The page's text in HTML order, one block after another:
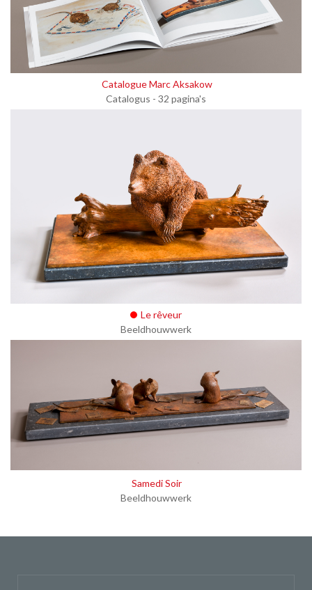
Catalogue Marc Aksakow
Catalogus - 32 pagina's
Le rêveur
Beeldhouwwerk
Samedi Soir
Beeldhouwwerk